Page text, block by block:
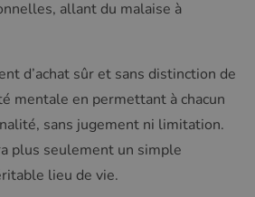
allant du malaise à
d’achat sûr et sans distinction de
mentale en permettant à chacun
sans jugement ni limitation.
plus seulement un simple
lieu de vie.